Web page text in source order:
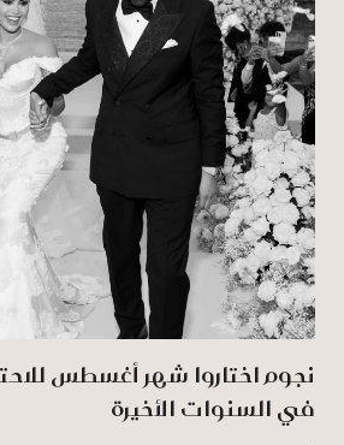
نجوم اختاروا شهر أغسطس
في السنوات الأخيرة